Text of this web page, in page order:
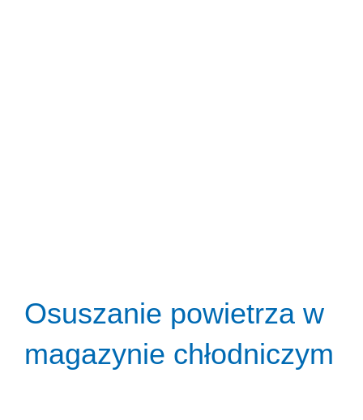
Osuszanie powietrza w
magazynie chłodniczym